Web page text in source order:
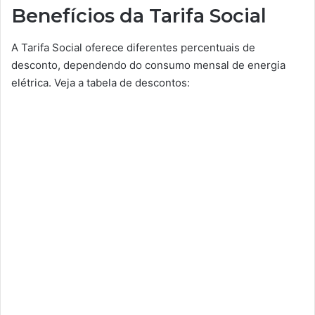
Benefícios da Tarifa Social
A Tarifa Social oferece diferentes percentuais de
desconto, dependendo do consumo mensal de energia
elétrica. Veja a tabela de descontos: